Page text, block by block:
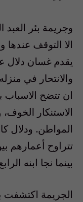
وجريمة بئر
الا التوقف عندها
والانتحار في
ان تتضح الاسباب
الاستنكار
المواطن. ودلال
بينما نجا ابنه
الجريمة